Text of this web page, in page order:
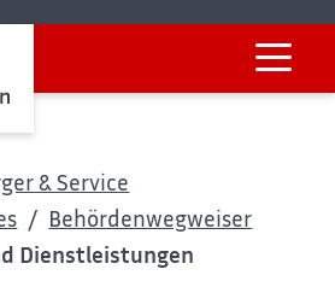
& Service
Behördenwegweiser
Dienstleistungen